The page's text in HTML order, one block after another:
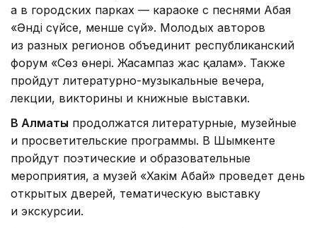
а в городских парках — караоке с песнями Абая
«Әнді сүйсең, менше сүй». Молодых авторов
из разных регионов объединит республиканский
форум «Сөз өнері. Жасампаз жас қалам». Также
пройдут литературно-музыкальные вечера,
лекции, викторины и книжные выставки.
В Алматы продолжатся литературные, музейные
и просветительские программы. В Шымкенте
пройдут поэтические и образовательные
мероприятия, а музей «Хакім Абай» проведет день
открытых дверей, тематическую выставку
и экскурсии.